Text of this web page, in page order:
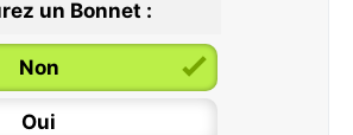
un Bonnet :
Non
Oui